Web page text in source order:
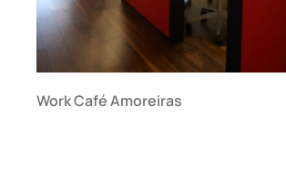
Work Café Amoreiras